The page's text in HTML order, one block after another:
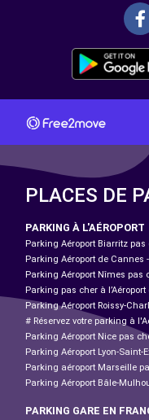
PLACES DE
PARKING À L'AÉROPORT
Parking Aéroport Biarritz pas
Parking Aéroport de Cannes
Parking Aéroport Nîmes pas
Parking pas cher à l’Aéroport
Parking Aéroport Roissy-
# Réservez votre parking à
Parking Aéroport Nice pas
Parking Aéroport Lyon-Saint-
Parking aéroport Marseille
Parking Aéroport Bâle-
PARKING GARE EN